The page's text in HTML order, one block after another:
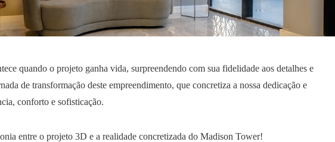
quando o projeto ganha vida, surpreendendo com sua fidelidade aos detalhes e
de transformação deste empreendimento, que concretiza a nossa dedicação e
conforto e sofisticação.
entre o projeto 3D e a realidade concretizada do Madison Tower!